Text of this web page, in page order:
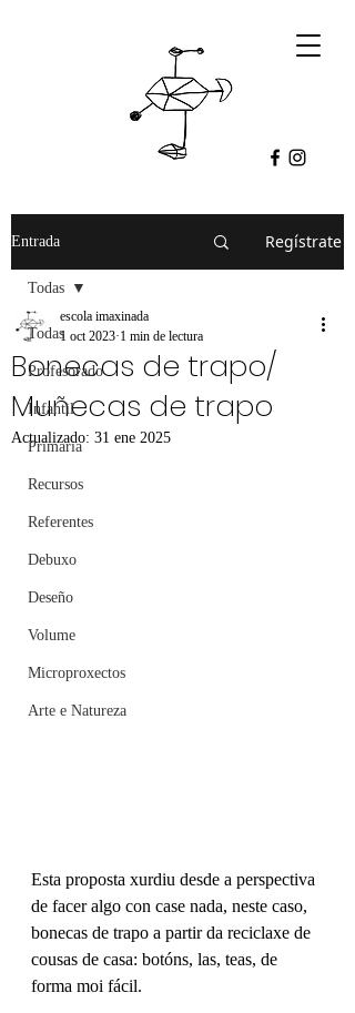
Entrada Regístrate
Todas
Profesorado
Infantil
Primaria
Recursos
Referentes
Debuxo
Deseño
Volume
Microproxectos
Arte e Natureza
Todas
Bonecas de trapo/
Muñecas de trapo
escola imaxinada
1 oct 2023 1 min de lectura
Actualizado: 31 ene 2025
Esta proposta xurdiu desde a perspectiva
de facer algo con case nada, neste caso,
bonecas de trapo a partir da reciclaxe de
cousas de casa: botóns, las, teas, de
forma moi fácil.